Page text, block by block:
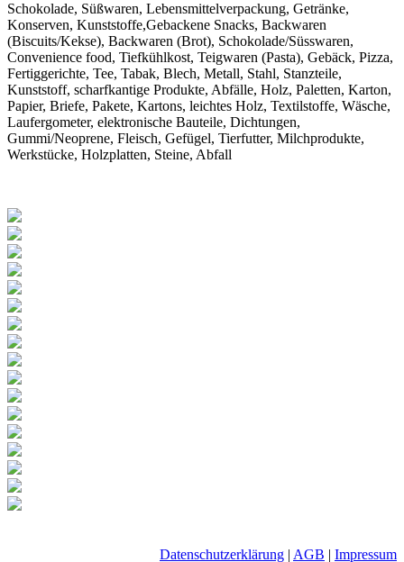
Schokolade, Süßwaren, Lebensmittelverpackung, Getränke,
Konserven, Kunststoffe,Gebackene Snacks, Backwaren
(Biscuits/Kekse), Backwaren (Brot), Schokolade/Süsswaren,
Convenience food, Tiefkühlkost, Teigwaren (Pasta), Gebäck, Pizza,
Fertiggerichte, Tee, Tabak, Blech, Metall, Stahl, Stanzteile,
Kunststoff, scharfkantige Produkte, Abfälle, Holz, Paletten, Karton,
Papier, Briefe, Pakete, Kartons, leichtes Holz, Textilstoffe, Wäsche,
Laufergometer, elektronische Bauteile, Dichtungen,
Gummi/Neoprene, Fleisch, Gefügel, Tierfutter, Milchprodukte,
Werkstücke, Holzplatten, Steine, Abfall
Datenschutzerklärung | AGB | Impressum